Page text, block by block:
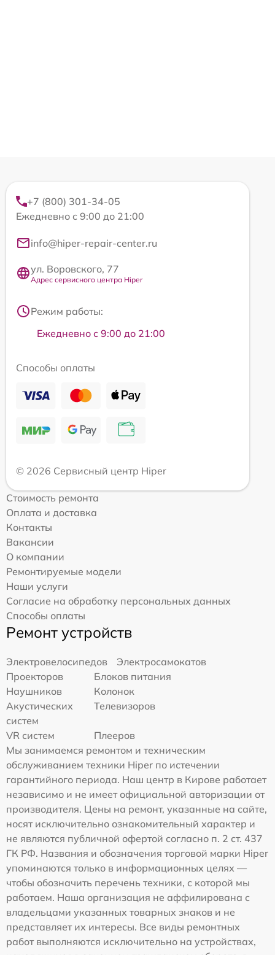
+7 (800) 301-34-05
Ежедневно с 9:00 до 21:00
info@hiper-repair-center.ru
ул. Воровского, 77
Адрес сервисного центра Hiper
Режим работы:
Ежедневно с 9:00 до 21:00
Способы оплаты
© 2026 Сервисный центр Hiper
Стоимость ремонта
Оплата и доставка
Контакты
Вакансии
О компании
Ремонтируемые модели
Наши услуги
Согласие на обработку персональных данных
Способы оплаты
Ремонт устройств
Электровелосипедов
Электросамокатов
Проекторов
Блоков питания
Наушников
Колонок
Акустических
систем
Телевизоров
VR систем
Плееров
Мы занимаемся ремонтом и техническим
обслуживанием техники Hiper по истечении
гарантийного периода. Наш центр в Кирове работает
независимо и не имеет официальной авторизации от
производителя. Цены на ремонт, указанные на сайте,
носят исключительно ознакомительный характер и
не являются публичной офертой согласно п. 2 ст. 437
ГК РФ. Названия и обозначения торговой марки Hiper
упоминаются только в информационных целях —
чтобы обозначить перечень техники, с которой мы
работаем. Наша организация не аффилирована с
владельцами указанных товарных знаков и не
представляет их интересы. Все виды ремонтных
работ выполняются исключительно на устройствах,